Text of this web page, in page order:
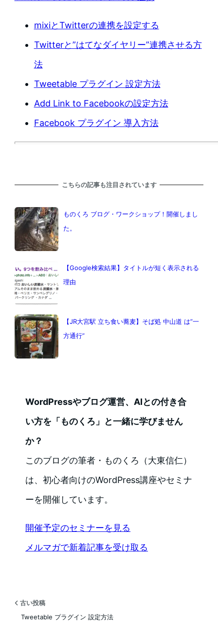
mixiとTwitterの連携を設定する
Twitterと”はてなダイヤリー”連携させる方
法
Tweetable プラグイン 設定方法
Add Link to Facebookの設定方法
Facebook プラグイン 導入方法
こちらの記事も注目されています
ものくろ ブログ・ワークショップ！開催しまし
た。
【Google検索結果】タイトルが短く表示される
理由
【JR大宮駅 立ち食い蕎麦】そば処 中山道 は”一
方通行”
WordPressやブログ運営、AIとの付き合
い方を「ものくろ」と一緒に学びません
か？
このブログの筆者・ものくろ（大東信仁）
は、初心者向けのWordPress講座やセミナ
ーを開催しています。
開催予定のセミナーを見る
メルマガで新着記事を受け取る
古い投稿
Tweetable プラグイン 設定方法